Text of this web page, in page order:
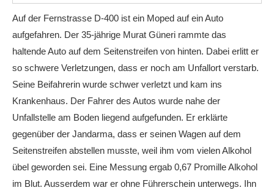
Auf der Fernstrasse D-400 ist ein Moped auf ein Auto
aufgefahren. Der 35-jährige Murat Güneri rammte das
haltende Auto auf dem Seitenstreifen von hinten. Dabei erlitt er
so schwere Verletzungen, dass er noch am Unfallort verstarb.
Seine Beifahrerin wurde schwer verletzt und kam ins
Krankenhaus. Der Fahrer des Autos wurde nahe der
Unfallstelle am Boden liegend aufgefunden. Er erklärte
gegenüber der Jandarma, dass er seinen Wagen auf dem
Seitenstreifen abstellen musste, weil ihm vom vielen Alkohol
übel geworden sei. Eine Messung ergab 0,67 Promille Alkohol
im Blut. Ausserdem war er ohne Führerschein unterwegs. Ihn